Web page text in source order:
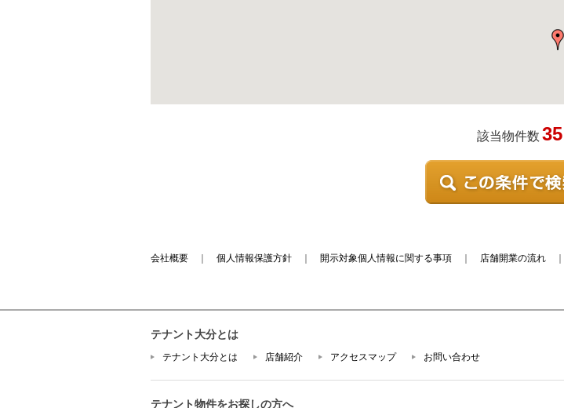
該当物件数 35
会社概要 個人情報保護方針 開示対象個人情報に関する事項 店舗開業の流れ
テナント大分とは
テナント大分とは 店舗紹介 アクセスマップ お問い合わせ
テナント物件をお探しの方へ